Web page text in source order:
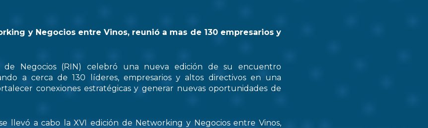
y Negocios entre Vinos, reunió a mas de 130 empresarios y
de Negocios (RIN) celebró una nueva edición de su encuentro
a cerca de 130 líderes, empresarios y altos directivos en una
conexiones estratégicas y generar nuevas oportunidades de
llevó a cabo la XVI edición de Networking y Negocios entre Vinos,